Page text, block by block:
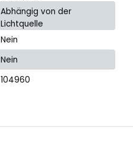
Abhängig von der
Lichtquelle
Nein
Nein
104960